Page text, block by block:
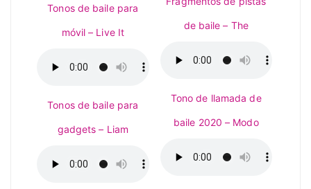
Tonos de baile para
móvil – Live It
Tonos de baile para
gadgets – Liam
de baile – The
Tono de llamada de
baile 2020 – Modo